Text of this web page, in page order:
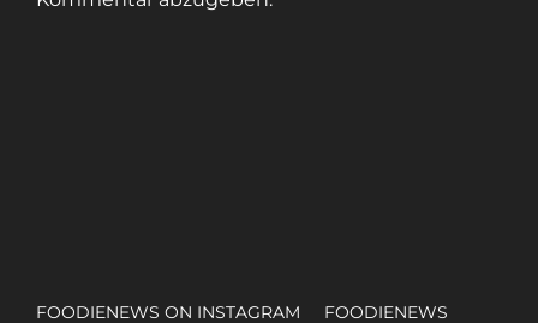
FOODIENEWS ON INSTAGRAM FOODIENEWS